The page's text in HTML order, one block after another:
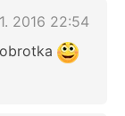
2016 22:54